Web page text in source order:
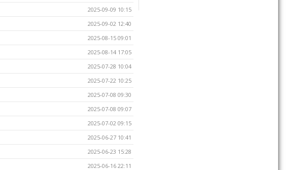
2025-09-09 10:15
2025-09-02 12:40
2025-08-15 09:01
2025-08-14 17:05
2025-07-28 10:04
2025-07-22 10:25
2025-07-08 09:30
2025-07-08 09:07
2025-07-02 09:15
2025-06-27 10:41
2025-06-23 15:28
2025-06-16 22:11